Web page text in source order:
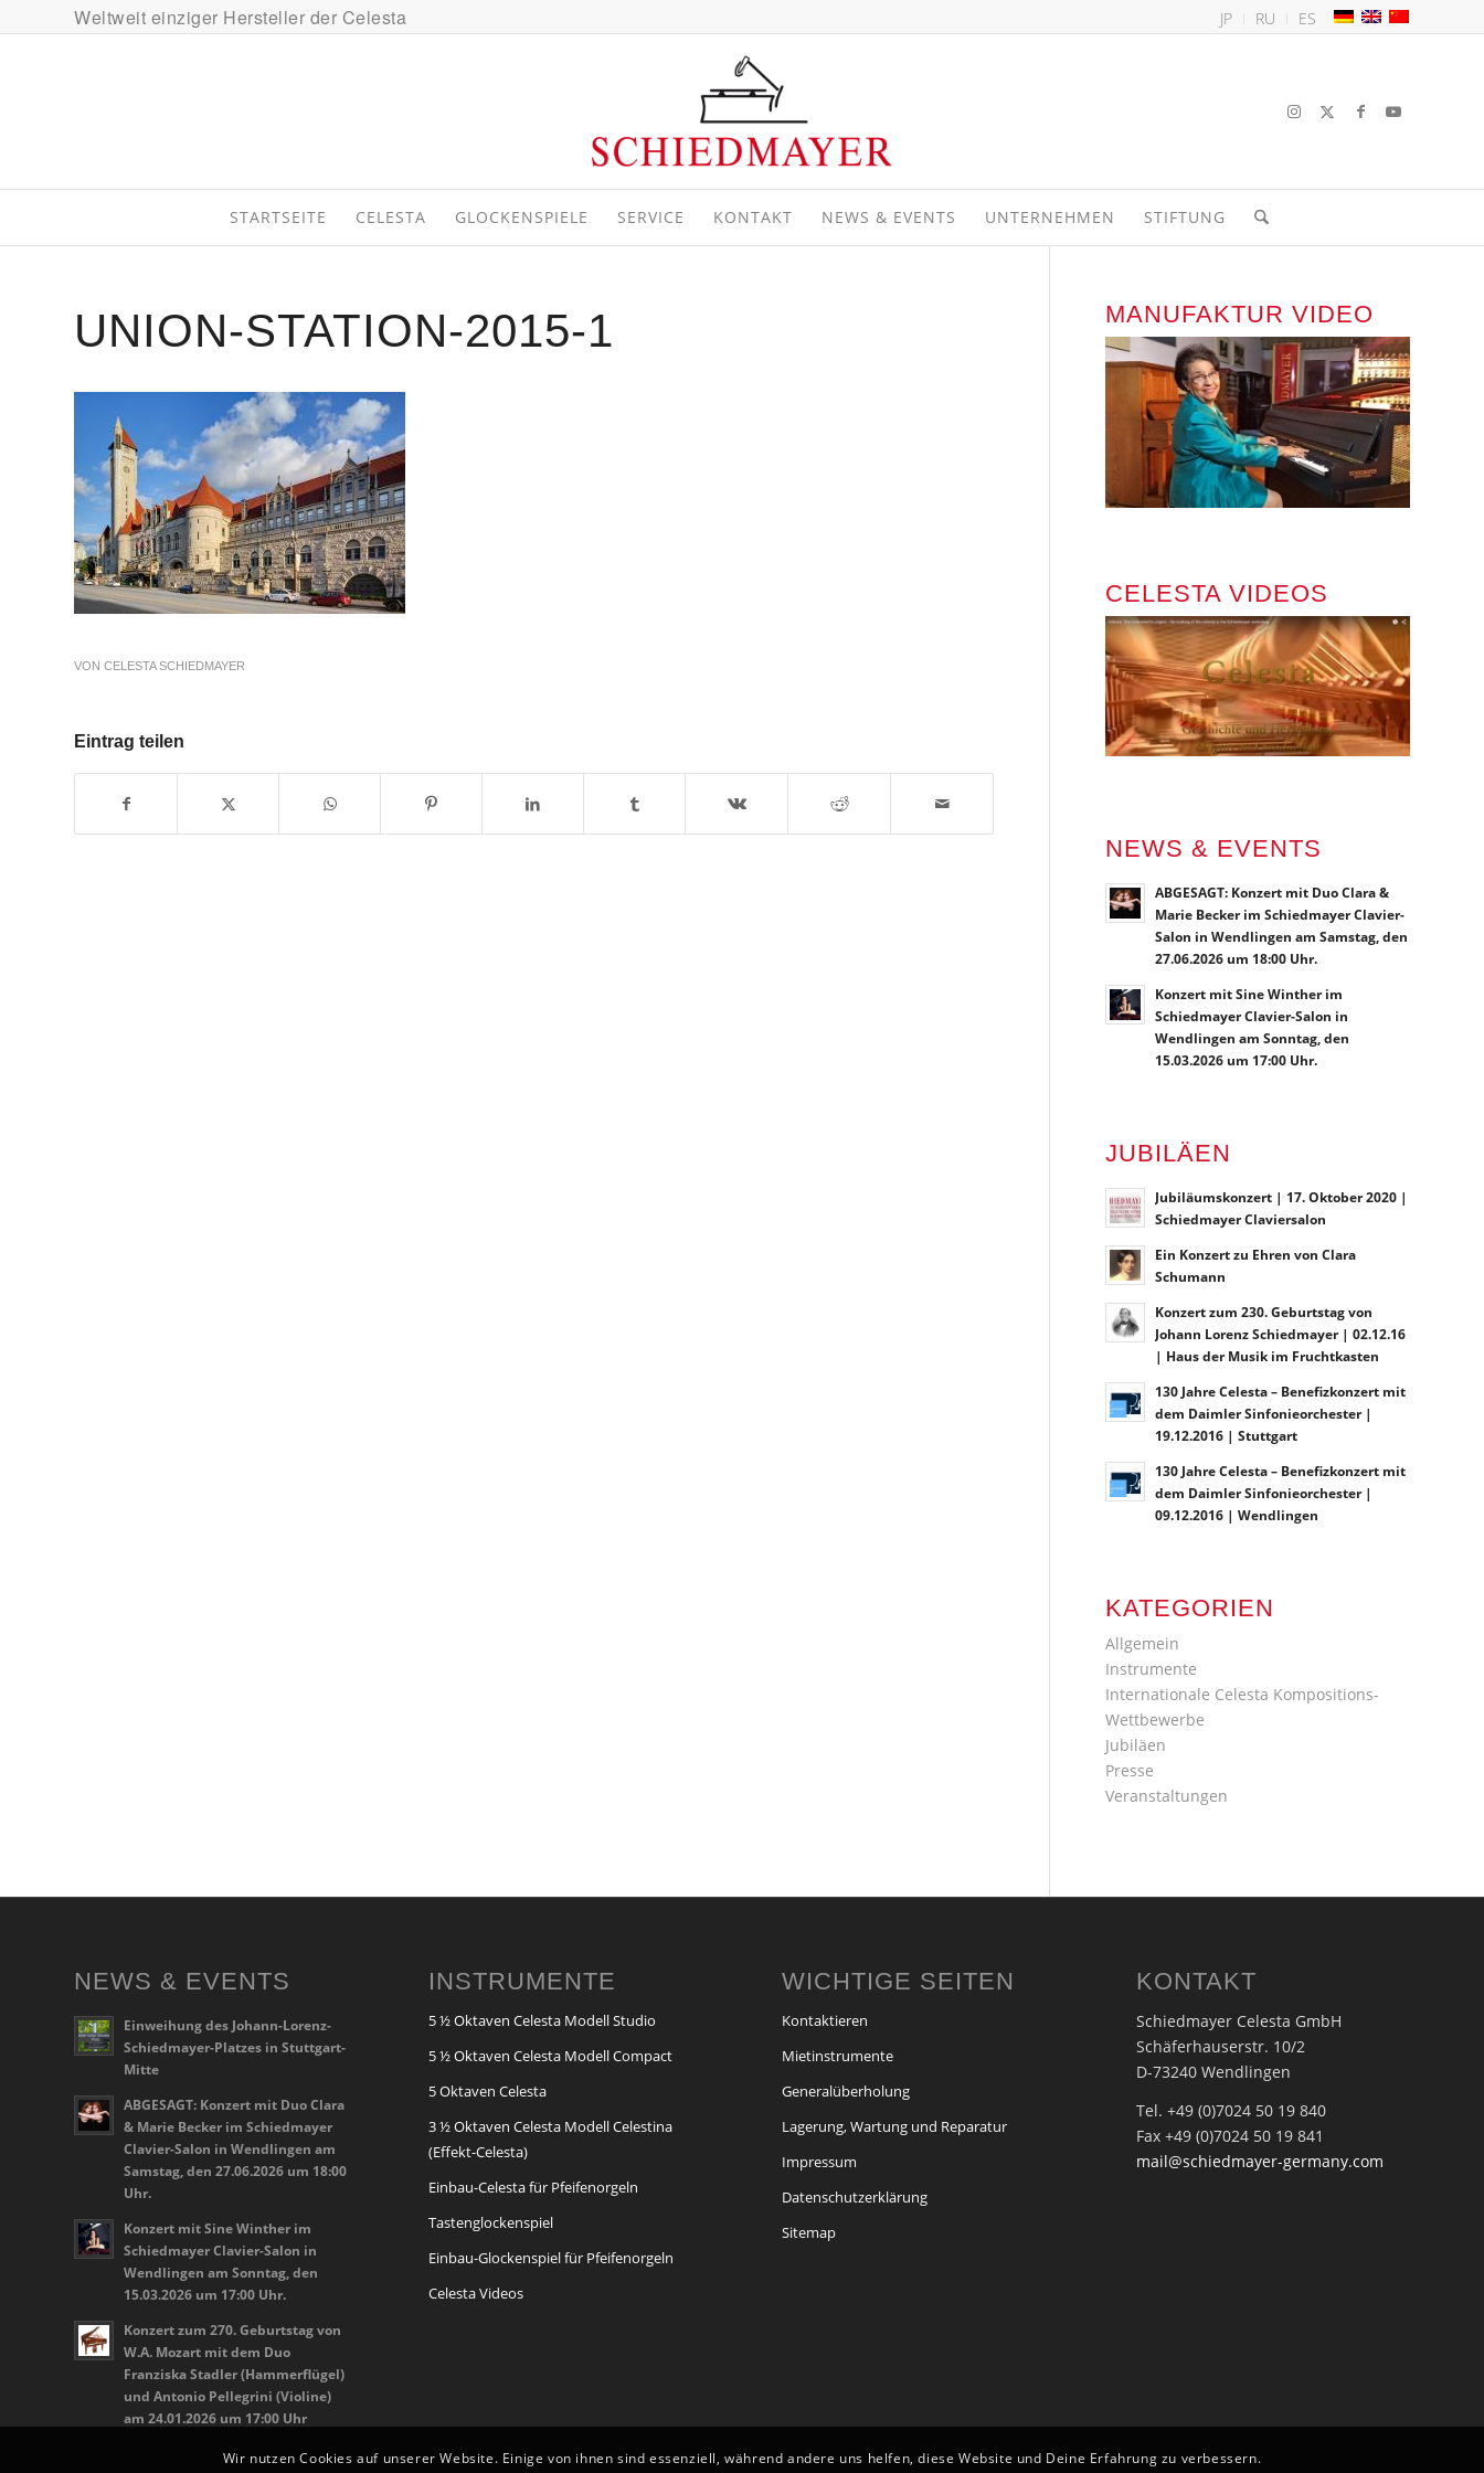
JP RU ES
Weltweit einziger Hersteller der Celesta
STARTSEITE CELESTA GLOCKENSPIELE SERVICE KONTAKT NEWS & EVENTS UNTERNEHMEN STIFTUNG
UNION-STATION-2015-1
VON CELESTA SCHIEDMAYER
Eintrag teilen
MANUFAKTUR VIDEO
CELESTA VIDEOS
NEWS & EVENTS
ABGESAGT: Konzert mit Duo Clara &
Marie Becker im Schiedmayer Clavier-
Salon in Wendlingen am Samstag, den
27.06.2026 um 18:00 Uhr.
Konzert mit Sine Winther im
Schiedmayer Clavier-Salon in
Wendlingen am Sonntag, den
15.03.2026 um 17:00 Uhr.
JUBILÄEN
Jubiläumskonzert | 17. Oktober 2020 |
Schiedmayer Claviersalon
Ein Konzert zu Ehren von Clara
Schumann
Konzert zum 230. Geburtstag von
Johann Lorenz Schiedmayer | 02.12.16
| Haus der Musik im Fruchtkasten
130 Jahre Celesta – Benefizkonzert mit
dem Daimler Sinfonieorchester |
19.12.2016 | Stuttgart
130 Jahre Celesta – Benefizkonzert mit
dem Daimler Sinfonieorchester |
09.12.2016 | Wendlingen
KATEGORIEN
Allgemein
Instrumente
Internationale Celesta Kompositions-
Wettbewerbe
Jubiläen
Presse
Veranstaltungen
NEWS & EVENTS
Einweihung des Johann-Lorenz-
Schiedmayer-Platzes in Stuttgart-
Mitte
ABGESAGT: Konzert mit Duo Clara
& Marie Becker im Schiedmayer
Clavier-Salon in Wendlingen am
Samstag, den 27.06.2026 um 18:00
Uhr.
Konzert mit Sine Winther im
Schiedmayer Clavier-Salon in
Wendlingen am Sonntag, den
15.03.2026 um 17:00 Uhr.
Konzert zum 270. Geburtstag von
W.A. Mozart mit dem Duo
Franziska Stadler (Hammerflügel)
und Antonio Pellegrini (Violine)
am 24.01.2026 um 17:00 Uhr
INSTRUMENTE
5 ½ Oktaven Celesta Modell Studio
5 ½ Oktaven Celesta Modell Compact
5 Oktaven Celesta
3 ½ Oktaven Celesta Modell Celestina
(Effekt-Celesta)
Einbau-Celesta für Pfeifenorgeln
Tastenglockenspiel
Einbau-Glockenspiel für Pfeifenorgeln
Celesta Videos
WICHTIGE SEITEN
Kontaktieren
Mietinstrumente
Generalüberholung
Lagerung, Wartung und Reparatur
Impressum
Datenschutzerklärung
Sitemap
KONTAKT
Schiedmayer Celesta GmbH
Schäferhauserstr. 10/2
D-73240 Wendlingen
Tel. +49 (0)7024 50 19 840
Fax +49 (0)7024 50 19 841
mail@schiedmayer-germany.com
Wir nutzen Cookies auf unserer Website. Einige von ihnen sind essenziell, während andere uns helfen, diese Website und Deine Erfahrung zu verbessern.